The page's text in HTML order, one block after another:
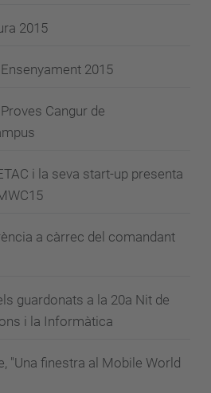
2015
2015
Cangur de
i la seva start-up presenta
a càrrec del comandant
guardonats a la 20a Nit de
i la Informàtica
"Una finestra al Mobile World